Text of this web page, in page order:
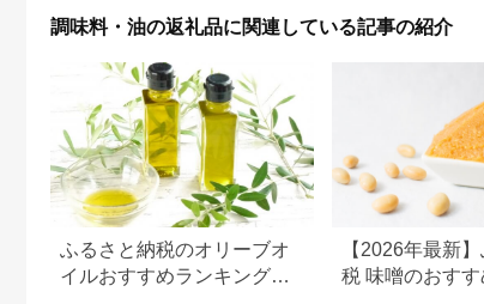
調味料・油の返礼品に関連している記事の紹介
ふるさと納税のオリーブオ
イルおすすめランキング
【2026年最新
税 味噌のおす